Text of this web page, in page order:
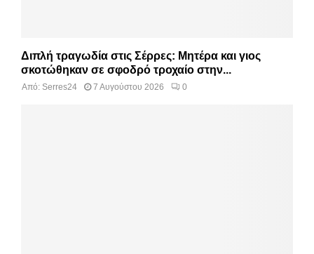
Διπλή τραγωδία στις Σέρρες: Μητέρα και γιος
σκοτώθηκαν σε σφοδρό τροχαίο στην...
Από: Serres24 7 Αυγούστου 2026 0